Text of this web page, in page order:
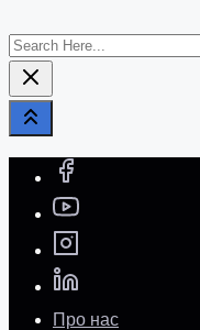
Search
Here...
Про нас